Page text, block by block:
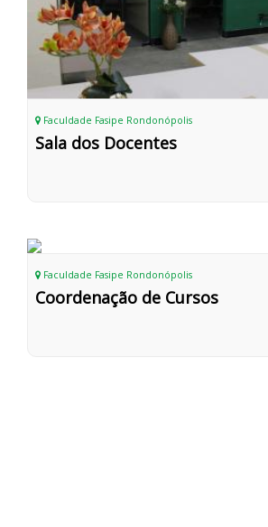
Faculdade Fasipe Rondonópolis
Sala dos Docentes
Faculdade Fasipe Rondonópolis
Coordenação de Cursos